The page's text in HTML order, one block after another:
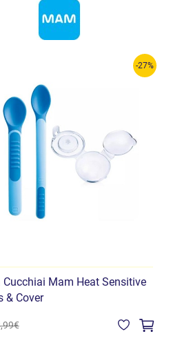
-27%
Cucchiai Mam Heat Sensitive
& Cover